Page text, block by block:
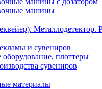
машины
Металлодетектор.
и сувениров
оборудование, плоттеры
сувениров
материалы